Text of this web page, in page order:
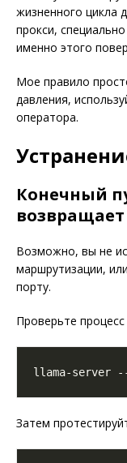
жизненного цикла
прокси,
именно этого
Мое правило
давления,
оператора.
Конечный
возвращает
Возможно, вы не
маршрутизации,
порту.
Проверьте
Затем